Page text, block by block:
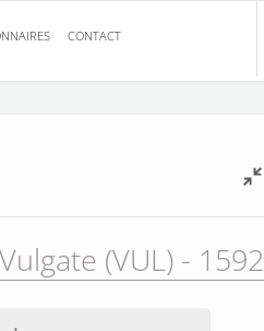
CONTACT
Vulgate (VUL) - 1592